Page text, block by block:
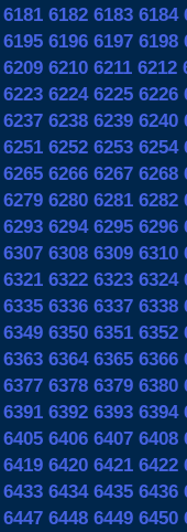
6181 6182 6183 6184
6195 6196 6197 6198
6209 6210 6211 6212
6223 6224 6225 6226
6237 6238 6239 6240
6251 6252 6253 6254
6265 6266 6267 6268
6279 6280 6281 6282
6293 6294 6295 6296
6307 6308 6309 6310
6321 6322 6323 6324
6335 6336 6337 6338
6349 6350 6351 6352
6363 6364 6365 6366
6377 6378 6379 6380
6391 6392 6393 6394
6405 6406 6407 6408
6419 6420 6421 6422
6433 6434 6435 6436
6447 6448 6449 6450